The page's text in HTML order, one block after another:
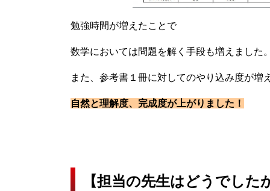
勉強時間が増えたことで
数学においては問題を解く手段も増えました
また、参考書１冊に対してのやり込み度が増
自然と理解度、完成度が上がりました！
【担当の先生はどうでした